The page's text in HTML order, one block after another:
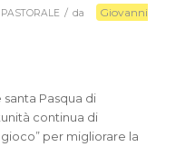
PASTORALE / da
Giovanni
Pasqua di
continua di
per migliorare la